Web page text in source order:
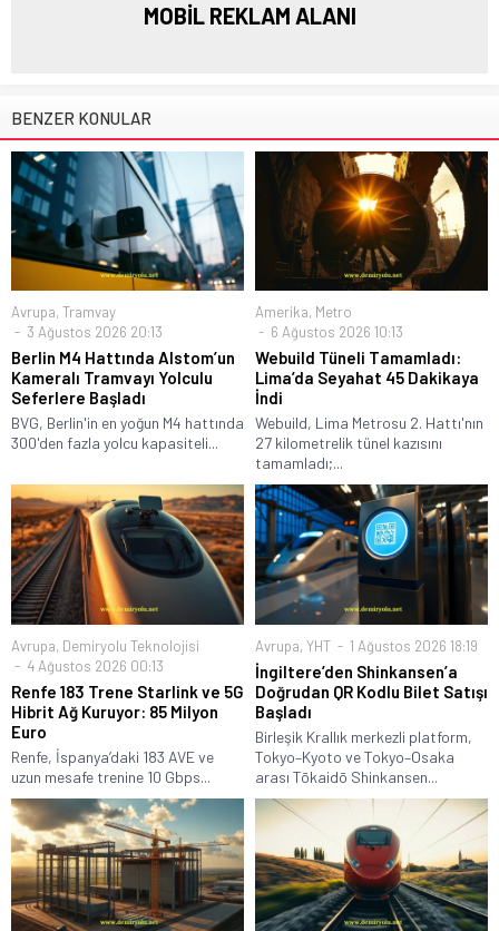
MOBİL REKLAM ALANI
BENZER KONULAR
Avrupa, Tramvay
3 Ağustos 2026 20:13
Berlin M4 Hattında Alstom’un
Kameralı Tramvayı Yolculu
Seferlere Başladı
BVG, Berlin'in en yoğun M4 hattında
300'den fazla yolcu kapasiteli...
Amerika, Metro
6 Ağustos 2026 10:13
Webuild Tüneli Tamamladı:
Lima’da Seyahat 45 Dakikaya
İndi
Webuild, Lima Metrosu 2. Hattı'nın
27 kilometrelik tünel kazısını
tamamladı;...
Avrupa, Demiryolu Teknolojisi
4 Ağustos 2026 00:13
Renfe 183 Trene Starlink ve 5G
Hibrit Ağ Kuruyor: 85 Milyon
Euro
Renfe, İspanya’daki 183 AVE ve
uzun mesafe trenine 10 Gbps...
Avrupa, YHT 1 Ağustos 2026 18:19
İngiltere’den Shinkansen’a
Doğrudan QR Kodlu Bilet Satışı
Başladı
Birleşik Krallık merkezli platform,
Tokyo–Kyoto ve Tokyo–Osaka
arası Tōkaidō Shinkansen...